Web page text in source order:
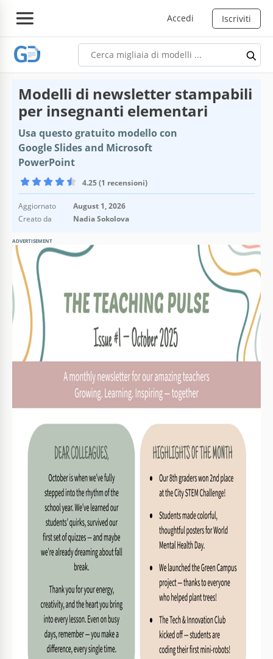
Accedi Iscriviti
Modelli di newsletter stampabili
per insegnanti elementari
Usa questo gratuito modello con
Google Slides and Microsoft
PowerPoint
4.25 (1 recensioni)
Aggiornato
August 1, 2026
Creato da
Nadia Sokolova
ADVERTISEMENT